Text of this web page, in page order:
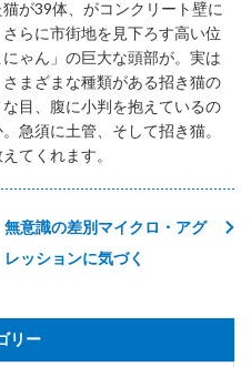
が39体、がコンクリート壁に
らに市街地を見下ろす高い位
ゃん」の巨大な頭部が。実は
まざまな種類がある招き猫の
目、腹に小判を抱えているの
急須に土管、そして招き猫。
てくれます。
無意識の差別マイクロ・アグ
レッションに気づく
リー